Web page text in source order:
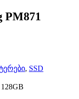
PM871
, SSD